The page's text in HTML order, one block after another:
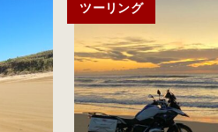
ツーリング